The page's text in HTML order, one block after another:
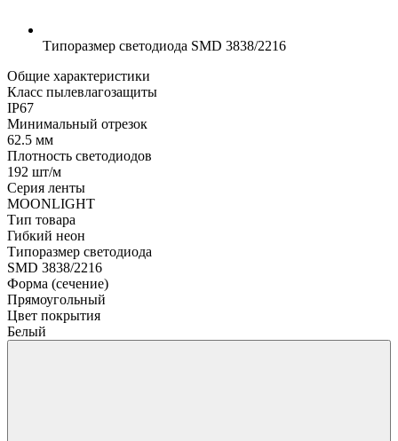
Типоразмер светодиода SMD 3838/2216
Общие характеристики
Класс пылевлагозащиты
IP67
Минимальный отрезок
62.5 мм
Плотность светодиодов
192 шт/м
Серия ленты
MOONLIGHT
Тип товара
Гибкий неон
Типоразмер светодиода
SMD 3838/2216
Форма (сечение)
Прямоугольный
Цвет покрытия
Белый